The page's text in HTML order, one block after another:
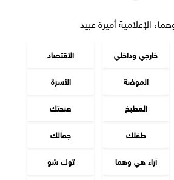
الإعلامية أميرة عبيد
خارجي وداخلي
الاقتصاد
الموضة
الأسرة
المطبخ
صحتك
طفلك
جمالك
آراء هي وهما
توك شو